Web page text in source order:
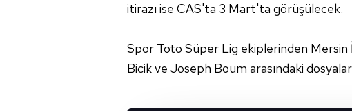
itirazı ise CAS'ta 3 Mart'ta görüşülecek.
Spor Toto Süper Lig ekiplerinden
Bicik ve Joseph Boum arasındaki